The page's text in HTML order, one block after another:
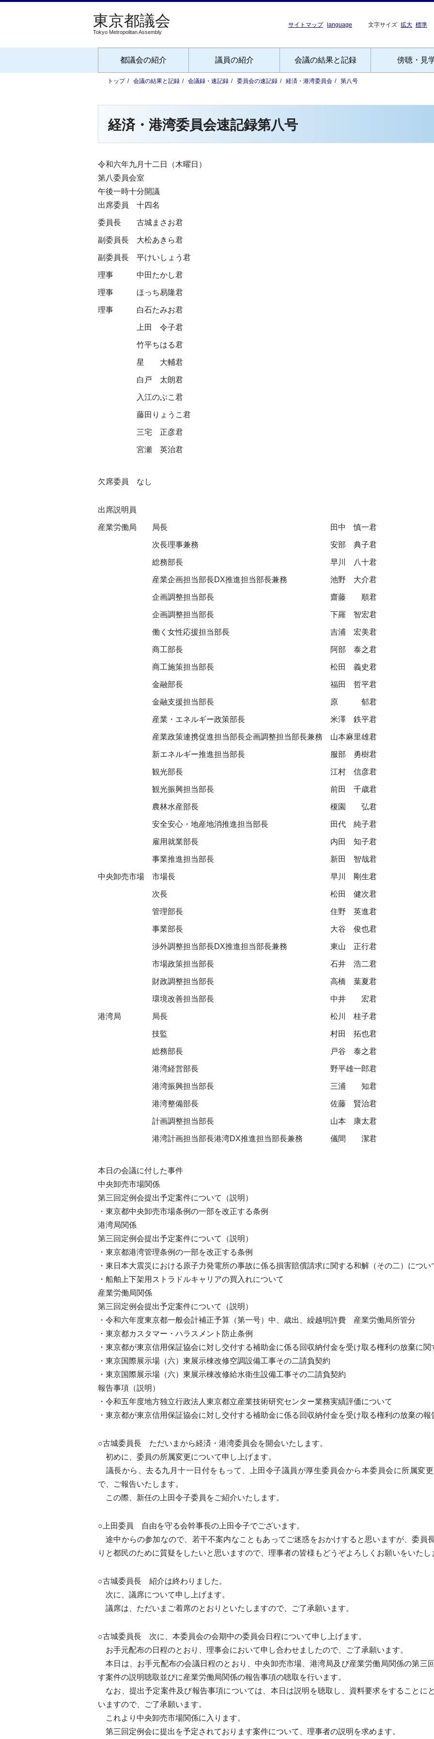
Tokyo Metropolitan Assembly
サイトマップ language 文字サイズ 拡大 標準
都議会の紹介 議員の紹介 会議の結果と記録 傍聴・見
トップ 会議の結果と記録 会議録・速記録 委員会の速記録 経済・港湾委員会 第八号
経済・港湾委員会速記録第八号
令和六年九月十二日（木曜日）
第八委員会室
午後一時十分開議
出席委員 十四名
委員長 古城まさお君
副委員長 大松あきら君
副委員長 平けいしょう君
理事 中田たかし君
理事 ほっち易隆君
理事 白石たみお君
上田 令子君
竹平ちはる君
星 大輔君
白戸 太朗君
入江のぶこ君
藤田りょうこ君
三宅 正彦君
宮瀬 英治君
欠席委員 なし
出席説明員
産業労働局 局長 田中 慎一君
次長理事兼務 安部 典子君
総務部長 早川 八十君
産業企画担当部長DX推進担当部長兼務 池野 大介君
企画調整担当部長 齋藤 順君
企画調整担当部長 下羅 智宏君
働く女性応援担当部長 吉浦 宏美君
商工部長 阿部 泰之君
商工施策担当部長 松田 義史君
金融部長 福田 哲平君
金融支援担当部長 原 郁君
産業・エネルギー政策部長 米澤 鉄平君
産業政策連携促進担当部長企画調整担当部長兼務 山本麻里雄君
新エネルギー推進担当部長 服部 勇樹君
観光部長 江村 信彦君
観光振興担当部長 前田 千歳君
農林水産部長 榎園 弘君
安全安心・地産地消推進担当部長 田代 純子君
雇用就業部長 内田 知子君
事業推進担当部長 新田 智哉君
中央卸売市場 市場長 早川 剛生君
次長 松田 健次君
管理部長 住野 英進君
事業部長 大谷 俊也君
渉外調整担当部長DX推進担当部長兼務 東山 正行君
市場政策担当部長 石井 浩二君
財政調整担当部長 高橋 葉夏君
環境改善担当部長 中井 宏君
港湾局 局長 松川 桂子君
技監 村田 拓也君
総務部長 戸谷 泰之君
港湾経営部長 野平雄一郎君
港湾振興担当部長 三浦 知君
港湾整備部長 佐藤 賢治君
計画調整担当部長 山本 康太君
港湾計画担当部長港湾DX推進担当部長兼務 儀間 潔君
本日の会議に付した事件
中央卸売市場関係
第三回定例会提出予定案件について（説明）
・東京都中央卸売市場条例の一部を改正する条例
港湾局関係
第三回定例会提出予定案件について（説明）
・東京都港湾管理条例の一部を改正する条例
・東日本大震災における原子力発電所の事故に係る損害賠償請求に関する和解（その二）につい
・船舶上下架用ストラドルキャリアの買入れについて
産業労働局関係
第三回定例会提出予定案件について（説明）
・令和六年度東京都一般会計補正予算（第一号）中、歳出、繰越明許費 産業労働局所管分
・東京都カスタマー・ハラスメント防止条例
・東京都が東京信用保証協会に対し交付する補助金に係る回収納付金を受け取る権利の放棄に
・東京国際展示場（六）東展示棟改修空調設備工事その二請負契約
・東京国際展示場（六）東展示棟改修給水衛生設備工事その二請負契約
報告事項（説明）
・令和五年度地方独立行政法人東京都立産業技術研究センター業務実績評価について
・東京都が東京信用保証協会に対し交付する補助金に係る回収納付金を受け取る権利の放棄の報
○古城委員長 ただいまから経済・港湾委員会を開会いたします。
初めに、委員の所属変更について申し上げます。
議長から、去る九月十一日付をもって、上田令子議員が厚生委員会から本委員会に所属変
で、ご報告いたします。
この際、新任の上田令子委員をご紹介いたします。
○上田委員 自由を守る会幹事長の上田令子でございます。
途中からの参加なので、若干不案内なこともあってご迷惑をおかけすると思いますが、委員
りと都民のために質疑をしたいと思いますので、理事者の皆様もどうぞよろしくお願いをいたし
○古城委員長 紹介は終わりました。
次に、議席について申し上げます。
議席は、ただいまご着席のとおりといたしますので、ご了承願います。
○古城委員長 次に、本委員会の会期中の委員会日程について申し上げます。
お手元配布の日程のとおり、理事会において申し合わせましたので、ご了承願います。
本日は、お手元配布の会議日程のとおり、中央卸売市場、港湾局及び産業労働局関係の第三
す案件の説明聴取並びに産業労働局関係の報告事項の聴取を行います。
なお、提出予定案件及び報告事項については、本日は説明を聴取し、資料要求をすることに
いますので、ご了承願います。
これより中央卸売市場関係に入ります。
第三回定例会に提出を予定されております案件について、理事者の説明を求めます。